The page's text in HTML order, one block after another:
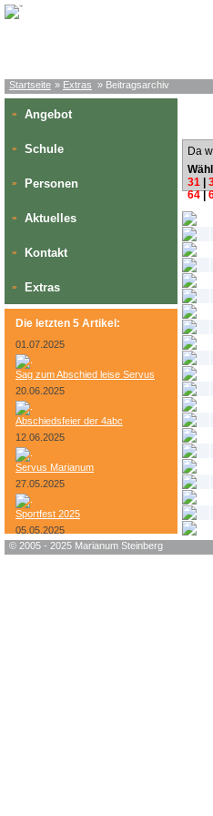
Startseite » Extras » Beitragsarchiv
» Angebot
» Schule
» Personen
» Aktuelles
» Kontakt
» Extras
Die letzten 5 Artikel:
01.07.2025
Sag zum Abschied leise Servus
20.06.2025
Abschiedsfeier der 4abc
12.06.2025
Servus Marianum
27.05.2025
Sportfest 2025
05.05.2025
Da
31
64|
#L:
© 2005 - 2025 Marianum Steinberg